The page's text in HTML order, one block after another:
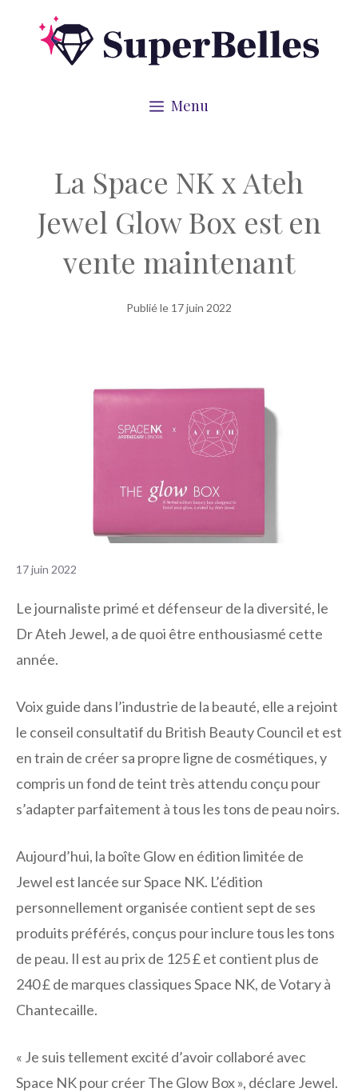
Menu
La Space NK x Ateh
Jewel Glow Box est en
vente maintenant
Publié le 17 juin 2022
17 juin 2022
Le journaliste primé et défenseur de la diversité, le
Dr Ateh Jewel, a de quoi être enthousiasmé cette
année.
Voix guide dans l’industrie de la beauté, elle a rejoint
le conseil consultatif du British Beauty Council et est
en train de créer sa propre ligne de cosmétiques, y
compris un fond de teint très attendu conçu pour
s’adapter parfaitement à tous les tons de peau noirs.
Aujourd’hui, la boîte Glow en édition limitée de
Jewel est lancée sur Space NK. L’édition
personnellement organisée contient sept de ses
produits préférés, conçus pour inclure tous les tons
de peau. Il est au prix de 125 £ et contient plus de
240 £ de marques classiques Space NK, de Votary à
Chantecaille.
« Je suis tellement excité d’avoir collaboré avec
Space NK pour créer The Glow Box », déclare Jewel.